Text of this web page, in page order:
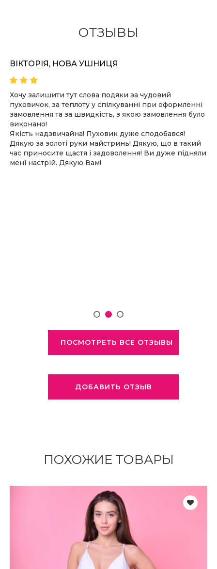
ОТЗЫВЫ
ВІКТОРІЯ, НОВА УШНИЦЯ
Хочу залишити тут слова подяки за чудовий
пуховичок, за теплоту у спілкуванні при оформленні
замовлення та за швидкість, з якою замовлення було
виконано!
Якість надзвичайна! Пуховик дуже сподобався!
Дякую за золоті руки майстринь! Дякую, що в такий
час приносите щастя і задоволення! Ви дуже підняли
мені настрій. Дякую Вам!
ПОСМОТРЕТЬ ВСЕ ОТЗЫВЫ
ДОБАВИТЬ ОТЗЫВ
ПОХОЖИЕ ТОВАРЫ